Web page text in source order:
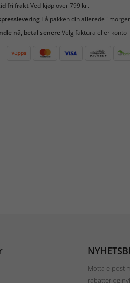
fri fraktVed kjøp over 799 kr.
Få pakken din allerede i
nå, betal senereVelg faktura eller konto
Motta e-post
rabatter og